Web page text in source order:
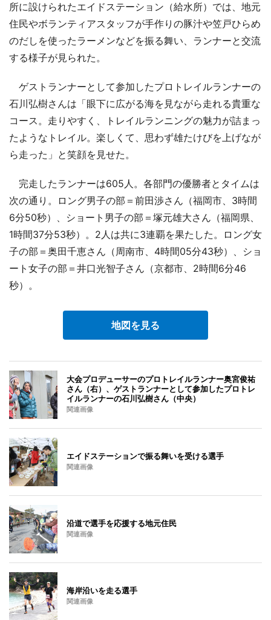
所に設けられたエイドステーション（給水所）では、地元
住民やボランティアスタッフが手作りの豚汁や笠戸ひらめ
のだしを使ったラーメンなどを振る舞い、ランナーと交流
する様子が見られた。
ゲストランナーとして参加したプロトレイルランナーの
石川弘樹さんは「眼下に広がる海を見ながら走れる貴重な
コース。走りやすく、トレイルランニングの魅力が詰まっ
たようなトレイル。楽しくて、思わず雄たけびを上げなが
ら走った」と笑顔を見せた。
完走したランナーは605人。各部門の優勝者とタイムは
次の通り。ロング男子の部＝前田渉さん（福岡市、3時間
6分50秒）、ショート男子の部＝塚元雄大さん（福岡県、
1時間37分53秒）。2人は共に3連覇を果たした。ロング女
子の部＝奥田千恵さん（周南市、4時間05分43秒）、ショ
ート女子の部＝井口光智子さん（京都市、2時間6分46
秒）。
地図を見る
大会プロデューサーのプロトレイルランナー奥宮俊祐
さん（右）、ゲストランナーとして参加したプロトレ
イルランナーの石川弘樹さん（中央）
関連画像
エイドステーションで振る舞いを受ける選手
関連画像
沿道で選手を応援する地元住民
関連画像
海岸沿いを走る選手
関連画像